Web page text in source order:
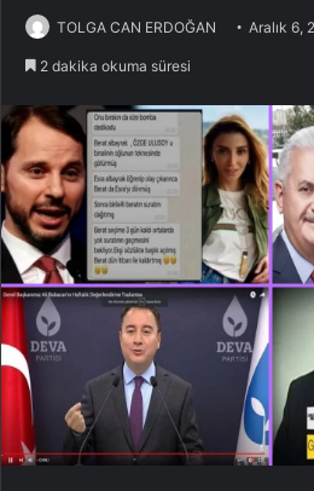
TOLGA CAN ERDOĞAN Aralık 6,
2 dakika okuma süresi